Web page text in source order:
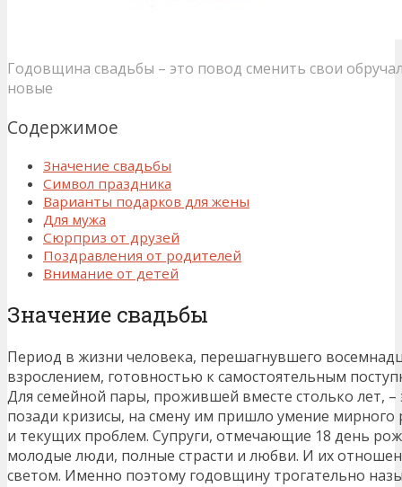
Годовщина свадьбы – это повод сменить свои
новые
Содержимое
Значение свадьбы
Символ праздника
Варианты подарков для жены
Для мужа
Сюрприз от друзей
Поздравления от родителей
Внимание от детей
Значение свадьбы
Период в жизни человека, перешагнувшего
взрослением, готовностью к самостоятельным
Для семейной пары, прожившей вместе столько лет, –
позади кризисы, на смену им пришло умение
и текущих проблем. Супруги, отмечающие 18 день
молодые люди, полные страсти и любви. И их
светом. Именно поэтому годовщину трогательно